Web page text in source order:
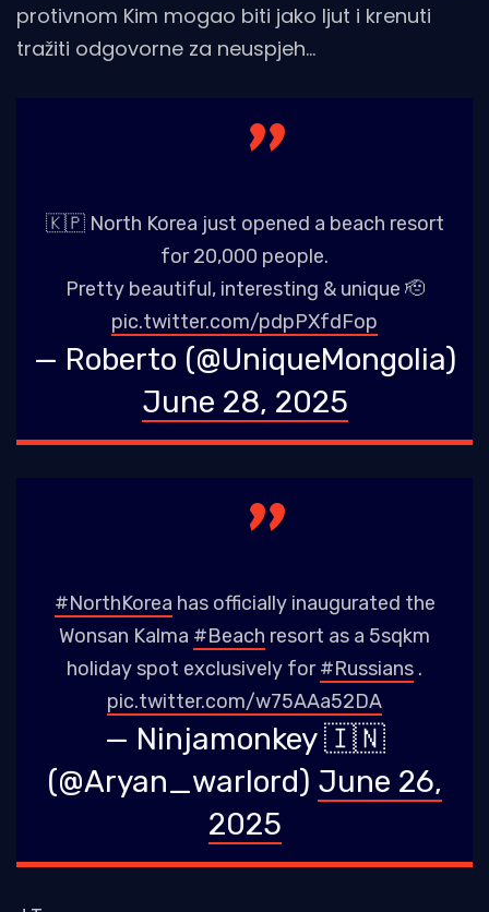
protivnom Kim mogao biti jako ljut i krenuti
tražiti odgovorne za neuspjeh...
🇰🇵 North Korea just opened a beach resort
for 20,000 people.
Pretty beautiful, interesting & unique 🫡
pic.twitter.com/pdpPXfdFop
— Roberto (@UniqueMongolia)
June 28, 2025
#NorthKorea has officially inaugurated the
Wonsan Kalma #Beach resort as a 5sqkm
holiday spot exclusively for#Russians .
pic.twitter.com/w75AAa52DA
— Ninjamonkey 🇮🇳
(@Aryan_warlord) June 26,
2025